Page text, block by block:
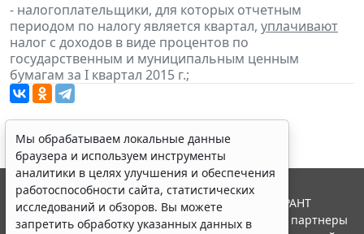
- налогоплательщики, для которых отчетным
периодом по налогу является квартал, уплачивают
налог с доходов в виде процентов по
государственным и муниципальным ценным
бумагам за I квартал 2015 г.;
Мы обрабатываем локальные данные
браузера и используем инструменты
аналитики в целях улучшения и обеспечения
работоспособности сайта, статистических
исследований и обзоров. Вы можете
запретить обработку указанных данных в
© ООО "НПП "ГАРАНТ-СЕРВИС", 2026. Система ГАРАНТ
выпускается с 1990 года. Компания "Гарант" и ее партнеры